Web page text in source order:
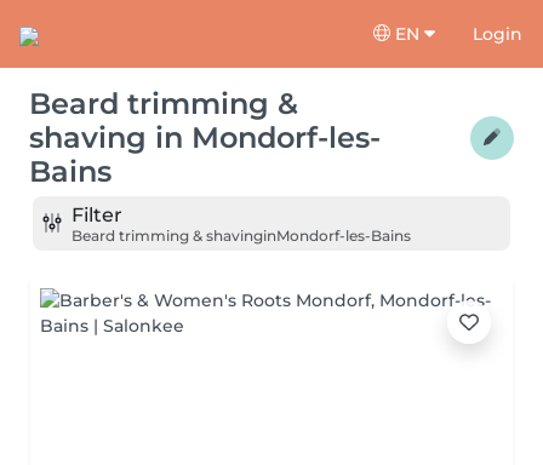
EN Login
Beard trimming &
shaving in Mondorf-les-
Bains
Filter
Beard trimming & shavinginMondorf-les-Bains